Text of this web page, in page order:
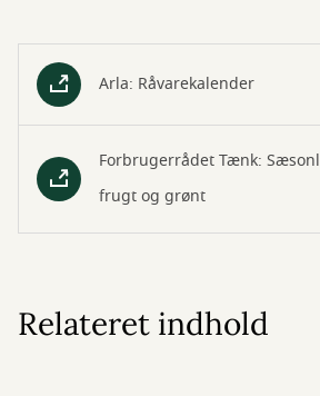
Arla: Råvarekalender
Forbrugerrådet Tænk:
frugt og grønt
Relateret indhold